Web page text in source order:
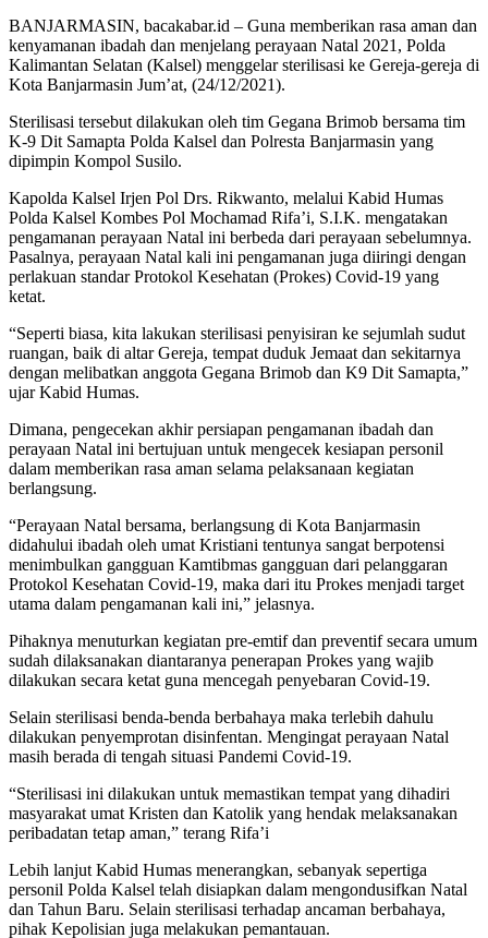
BANJARMASIN, bacakabar.id – Guna memberikan rasa aman dan
kenyamanan ibadah dan menjelang perayaan Natal 2021, Polda
Kalimantan Selatan (Kalsel) menggelar sterilisasi ke Gereja-gereja di
Kota Banjarmasin Jum’at, (24/12/2021).
Sterilisasi tersebut dilakukan oleh tim Gegana Brimob bersama tim
K-9 Dit Samapta Polda Kalsel dan Polresta Banjarmasin yang
dipimpin Kompol Susilo.
Kapolda Kalsel Irjen Pol Drs. Rikwanto, melalui Kabid Humas
Polda Kalsel Kombes Pol Mochamad Rifa’i, S.I.K. mengatakan
pengamanan perayaan Natal ini berbeda dari perayaan sebelumnya.
Pasalnya, perayaan Natal kali ini pengamanan juga diiringi dengan
perlakuan standar Protokol Kesehatan (Prokes) Covid-19 yang
ketat.
“Seperti biasa, kita lakukan sterilisasi penyisiran ke sejumlah sudut
ruangan, baik di altar Gereja, tempat duduk Jemaat dan sekitarnya
dengan melibatkan anggota Gegana Brimob dan K9 Dit Samapta,”
ujar Kabid Humas.
Dimana, pengecekan akhir persiapan pengamanan ibadah dan
perayaan Natal ini bertujuan untuk mengecek kesiapan personil
dalam memberikan rasa aman selama pelaksanaan kegiatan
berlangsung.
“Perayaan Natal bersama, berlangsung di Kota Banjarmasin
didahului ibadah oleh umat Kristiani tentunya sangat berpotensi
menimbulkan gangguan Kamtibmas gangguan dari pelanggaran
Protokol Kesehatan Covid-19, maka dari itu Prokes menjadi target
utama dalam pengamanan kali ini,” jelasnya.
Pihaknya menuturkan kegiatan pre-emtif dan preventif secara umum
sudah dilaksanakan diantaranya penerapan Prokes yang wajib
dilakukan secara ketat guna mencegah penyebaran Covid-19.
Selain sterilisasi benda-benda berbahaya maka terlebih dahulu
dilakukan penyemprotan disinfentan. Mengingat perayaan Natal
masih berada di tengah situasi Pandemi Covid-19.
“Sterilisasi ini dilakukan untuk memastikan tempat yang dihadiri
masyarakat umat Kristen dan Katolik yang hendak melaksanakan
peribadatan tetap aman,” terang Rifa’i
Lebih lanjut Kabid Humas menerangkan, sebanyak sepertiga
personil Polda Kalsel telah disiapkan dalam mengondusifkan Natal
dan Tahun Baru. Selain sterilisasi terhadap ancaman berbahaya,
pihak Kepolisian juga melakukan pemantauan.